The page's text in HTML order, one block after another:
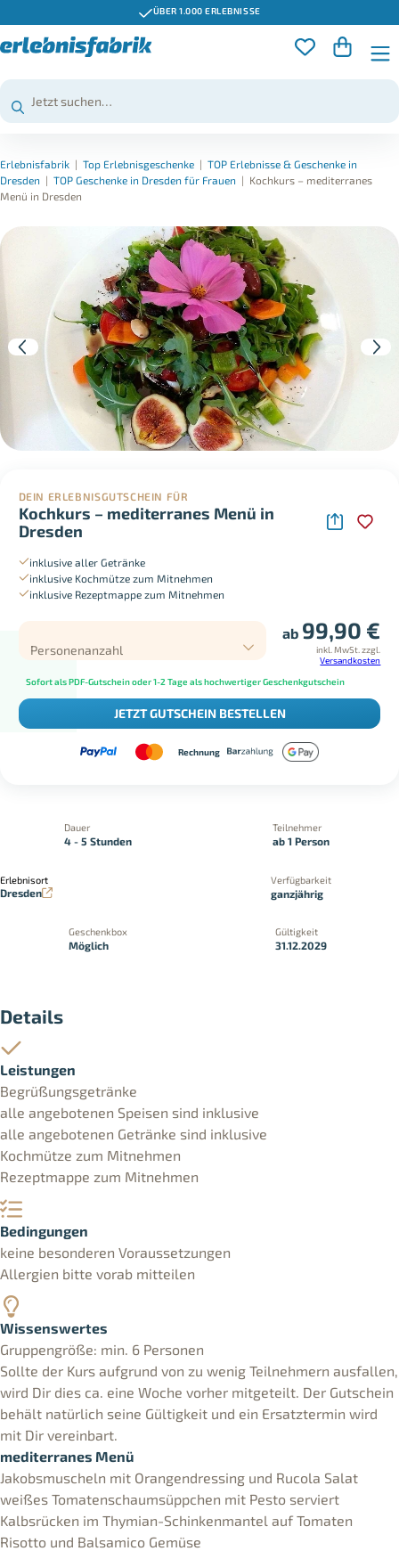
ÜBER 1.000 ERLEBNISSE
Erlebnisfabrik | Top Erlebnisgeschenke | TOP Erlebnisse & Geschenke in
Dresden | TOP Geschenke in Dresden für Frauen | Kochkurs – mediterranes
Menü in Dresden
DEIN ERLEBNISGUTSCHEIN FÜR
Kochkurs – mediterranes Menü in
Dresden
inklusive aller Getränke
inklusive Kochmütze zum Mitnehmen
inklusive Rezeptmappe zum Mitnehmen
Personenanzahl
ab 99,90 €
inkl. MwSt. zzgl.
Versandkosten
Sofort als PDF-Gutschein oder 1-2 Tage als hochwertiger Geschenkgutschein
JETZT GUTSCHEIN BESTELLEN
Rechnung
Dauer
4 - 5 Stunden
Teilnehmer
ab 1 Person
Erlebnisort
Dresden
Verfügbarkeit
ganzjährig
Geschenkbox
Möglich
Gültigkeit
31.12.2029
Details
Leistungen
Begrüßungsgetränke
alle angebotenen Speisen sind inklusive
alle angebotenen Getränke sind inklusive
Kochmütze zum Mitnehmen
Rezeptmappe zum Mitnehmen
Bedingungen
keine besonderen Voraussetzungen
Allergien bitte vorab mitteilen
Wissenswertes
Gruppengröße: min. 6 Personen
Sollte der Kurs aufgrund von zu wenig Teilnehmern ausfallen,
wird Dir dies ca. eine Woche vorher mitgeteilt. Der Gutschein
behält natürlich seine Gültigkeit und ein Ersatztermin wird
mit Dir vereinbart.
mediterranes Menü
Jakobsmuscheln mit Orangendressing und Rucola Salat
weißes Tomatenschaumsüppchen mit Pesto serviert
Kalbsrücken im Thymian-Schinkenmantel auf Tomaten
Risotto und Balsamico Gemüse